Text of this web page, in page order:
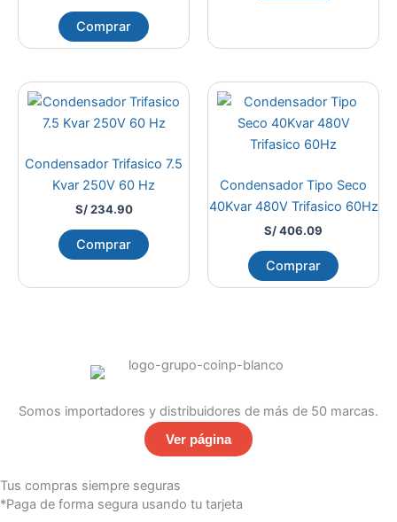
Comprar
Condensador Trifasico 7.5
Kvar 250V 60 Hz
S/234.90
Comprar
Condensador Tipo Seco
40Kvar 480V Trifasico 60Hz
S/406.09
Comprar
Somos importadores y distribuidores de más de 50 marcas.
Ver página
Tus compras siempre seguras
*Paga de forma segura usando tu tarjeta